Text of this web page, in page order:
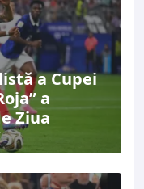
a Cupei
a
Ziua